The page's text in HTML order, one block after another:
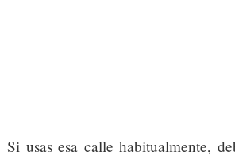
Si usas esa calle habitualmente,